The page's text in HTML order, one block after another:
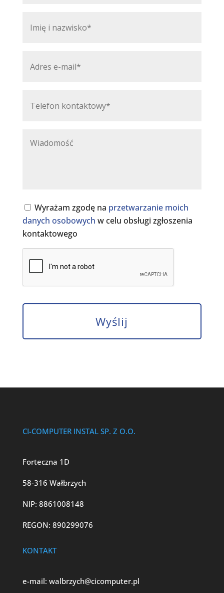
Wyrażam zgodę na przetwarzanie moich
danych osobowych w celu obsługi zgłoszenia
kontaktowego
CI-COMPUTER INSTAL SP. Z O.O.
Forteczna 1D
58-316 Wałbrzych
NIP: 8861008148
REGON: 890299076
KONTAKT
e-mail: walbrzych@cicomputer.pl